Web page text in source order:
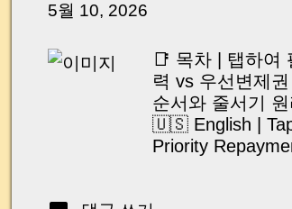
알기 쉽게
원룸·상가
는 자녀 •
계약을 앞
5월 10, 2026
📑 목차 | 탭하
력 vs 우선변제
순서와 줄서기
🇺🇸 English |
Priority